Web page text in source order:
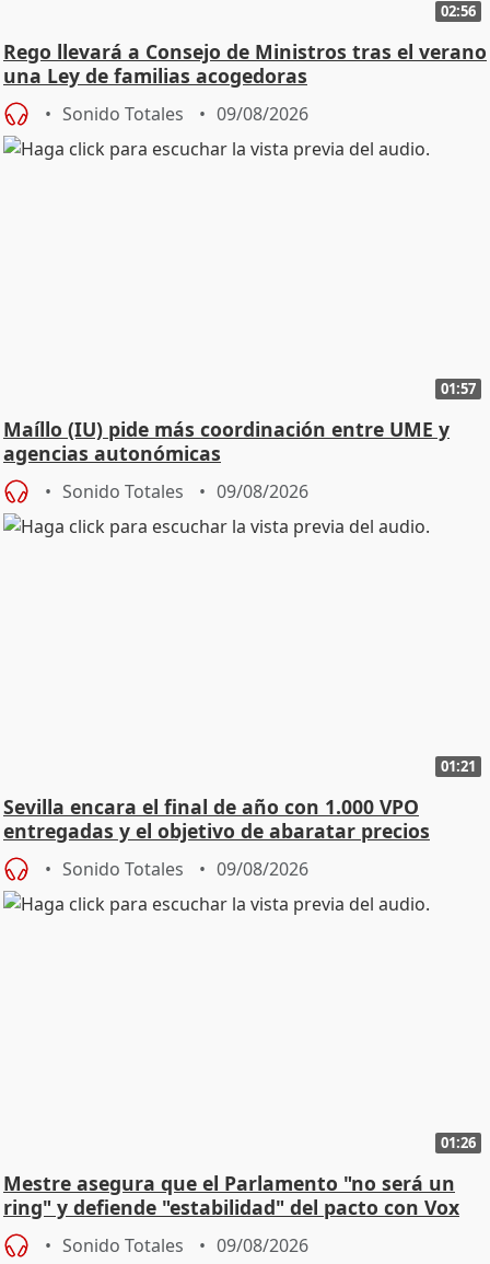
02:56
Rego llevará a Consejo de Ministros tras el verano
una Ley de familias acogedoras
Sonido Totales 09/08/2026
01:57
Maíllo (IU) pide más coordinación entre UME y
agencias autonómicas
Sonido Totales 09/08/2026
01:21
Sevilla encara el final de año con 1.000 VPO
entregadas y el objetivo de abaratar precios
Sonido Totales 09/08/2026
01:26
Mestre asegura que el Parlamento "no será un
ring" y defiende "estabilidad" del pacto con Vox
Sonido Totales 09/08/2026